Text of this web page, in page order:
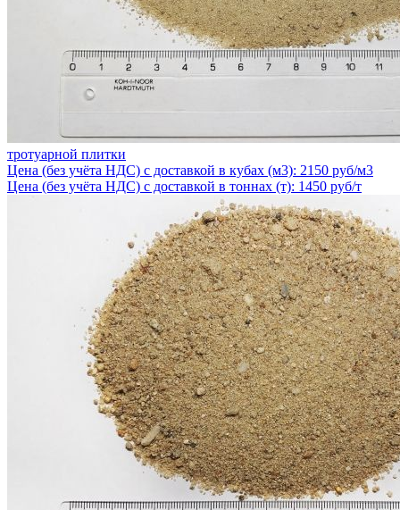
тротуарной плитки
Цена (без учёта НДС) с доставкой в кубах (м3): 2150 руб/м3
Цена (без учёта НДС) с доставкой в тоннах (т): 1450 руб/т